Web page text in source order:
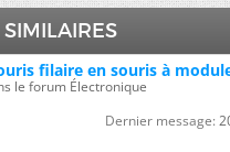
filaire en souris à
le forum Électronique
Dernier message: